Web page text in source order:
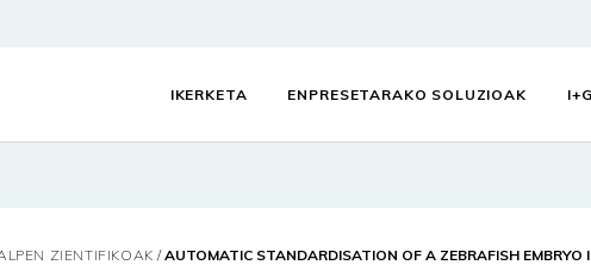
IKERKETA ENPRESETARAKO SOLUZIOAK
ZIENTIFIKOAK AUTOMATIC STANDARDISATION OF A ZEBRAFISH EMBRYO